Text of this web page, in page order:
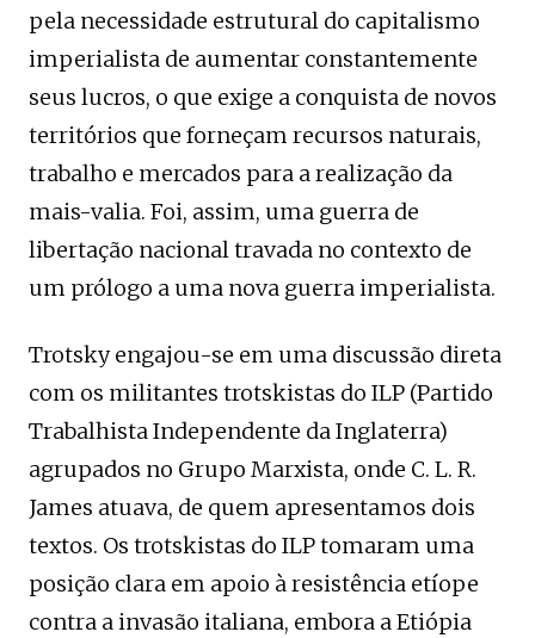
pela necessidade estrutural do capitalismo
imperialista de aumentar constantemente
seus lucros, o que exige a conquista de novos
territórios que forneçam recursos naturais,
trabalho e mercados para a realização da
mais-valia. Foi, assim, uma guerra de
libertação nacional travada no contexto de
um prólogo a uma nova guerra imperialista.
Trotsky engajou-se em uma discussão direta
com os militantes trotskistas do ILP (Partido
Trabalhista Independente da Inglaterra)
agrupados no Grupo Marxista, onde C. L. R.
James atuava, de quem apresentamos dois
textos. Os trotskistas do ILP tomaram uma
posição clara em apoio à resistência etíope
contra a invasão italiana, embora a Etiópia